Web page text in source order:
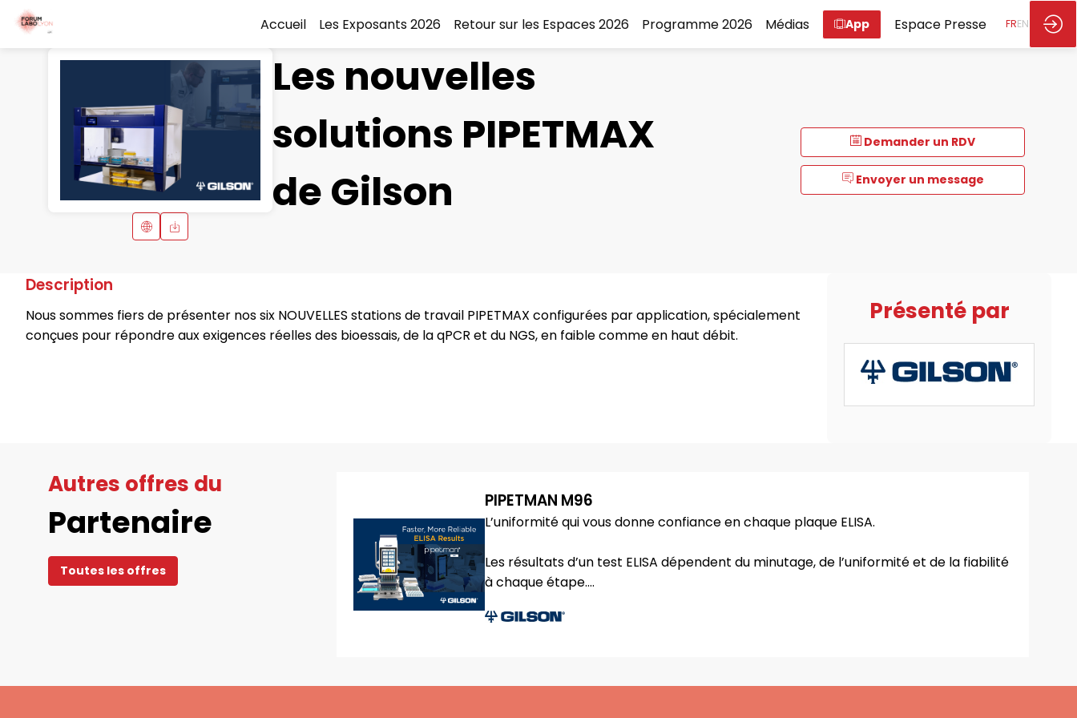
Accueil Les Exposants 2026 Retour sur les Espaces 2026 Programme 2026 Médias App Espace Presse FREN
Demander un RDV
Envoyer un message
Les nouvelles
solutions PIPETMAX
de Gilson
Description
Nous sommes fiers de présenter nos six NOUVELLES stations de travail PIPETMAX configurées par application, spécialement
conçues pour répondre aux exigences réelles des bioessais, de la qPCR et du NGS, en faible comme en haut débit.
Présenté par
Autres offres du
Partenaire
Toutes les offres
PIPETMAN M96
L’uniformité qui vous donne confiance en chaque plaque ELISA.
Les résultats d’un test ELISA dépendent du minutage, de l’uniformité et de la fiabilité
à chaque étape....